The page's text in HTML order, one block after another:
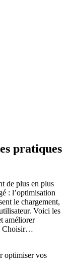
pratiques
de plus en plus
: l’optimisation
le chargement,
Voici les
améliorer
Choisir…